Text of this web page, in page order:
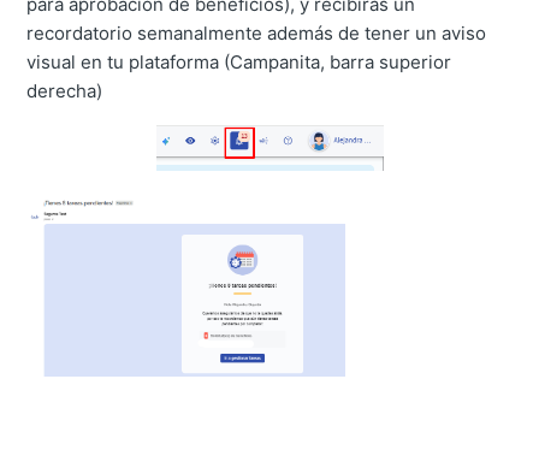
recordatorio semanalmente además de tener un aviso
visual en tu plataforma (Campanita, barra superior
derecha)